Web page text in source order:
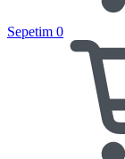
Sepetim 0